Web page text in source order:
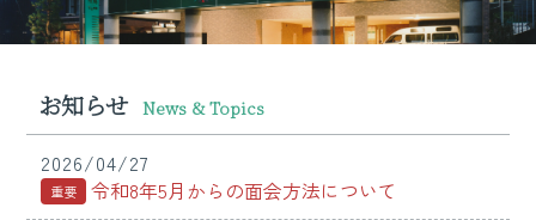
お知らせ News & Topics
2026/04/27
重要 令和8年5月からの面会方法について